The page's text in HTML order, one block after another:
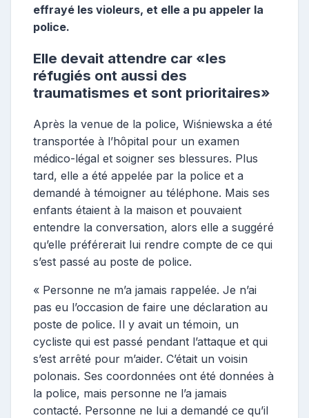
effrayé les violeurs, et elle a pu appeler la
police.
Elle devait attendre car «les
réfugiés ont aussi des
traumatismes et sont prioritaires»
Après la venue de la police, Wiśniewska a été
transportée à l’hôpital pour un examen
médico-légal et soigner ses blessures. Plus
tard, elle a été appelée par la police et a
demandé à témoigner au téléphone. Mais ses
enfants étaient à la maison et pouvaient
entendre la conversation, alors elle a suggéré
qu’elle préférerait lui rendre compte de ce qui
s’est passé au poste de police.
« Personne ne m’a jamais rappelée. Je n’ai
pas eu l’occasion de faire une déclaration au
poste de police. Il y avait un témoin, un
cycliste qui est passé pendant l’attaque et qui
s’est arrêté pour m’aider. C’était un voisin
polonais. Ses coordonnées ont été données à
la police, mais personne ne l’a jamais
contacté. Personne ne lui a demandé ce qu’il